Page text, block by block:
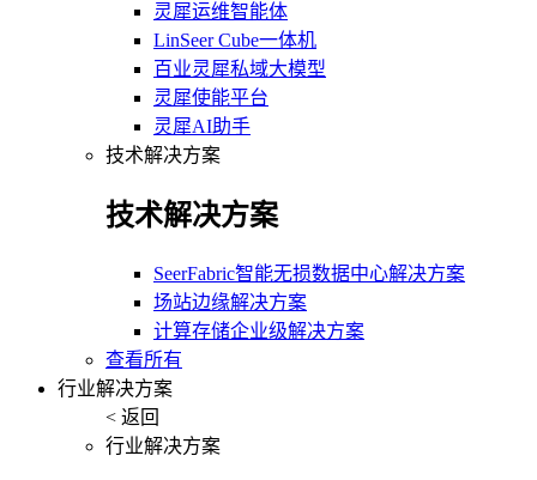
灵犀运维智能体
LinSeer Cube一体机
百业灵犀私域大模型
灵犀使能平台
灵犀AI助手
技术解决方案
技术解决方案
SeerFabric智能无损数据中心解决方案
场站边缘解决方案
计算存储企业级解决方案
查看所有
行业解决方案
< 返回
行业解决方案